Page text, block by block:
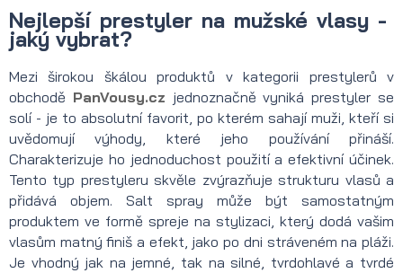
Nejlepší prestyler na mužské vlasy -
jaký vybrat?
Mezi širokou škálou produktů v kategorii prestylerů v
obchodě PanVousy.cz jednoznačně vyniká prestyler se
solí - je to absolutní favorit, po kterém sahají muži, kteří si
uvědomují výhody, které jeho používání přináší.
Charakterizuje ho jednoduchost použití a efektivní účinek.
Tento typ prestyleru skvěle zvýrazňuje strukturu vlasů a
přidává objem. Salt spray může být samostatným
produktem ve formě spreje na stylizaci, který dodá vašim
vlasům matný finiš a efekt, jako po dni stráveném na pláži.
Je vhodný jak na jemné, tak na silné, tvrdohlavé a tvrdé